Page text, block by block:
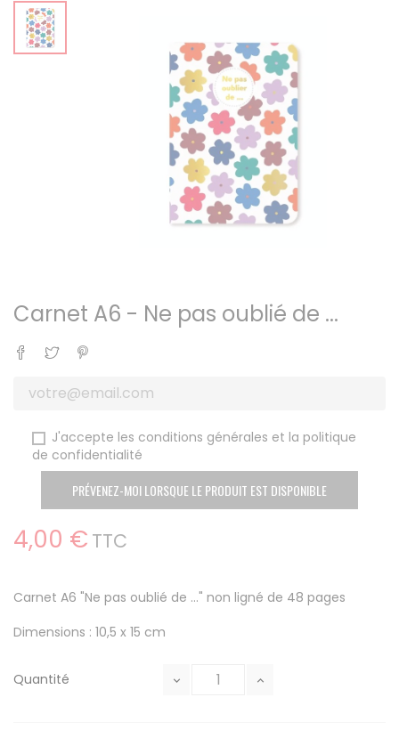
Carnet A6 - Ne pas oublié de ...
Partager
Tweet
J'accepte les conditions générales et la politique
de confidentialité
PRÉVENEZ-MOI LORSQUE LE PRODUIT EST DISPONIBLE
4,00 € TTC
Carnet A6 "Ne pas oublié de ..." non ligné de 48 pages
Dimensions : 10,5 x 15 cm
Quantité